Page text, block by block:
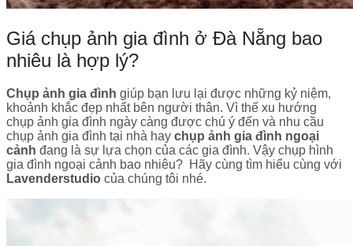
Giá chụp ảnh gia đình ở Đà Nẵng bao
nhiêu là hợp lý?
Chụp ảnh gia đình giúp bạn lưu lại được những kỷ niệm,
khoảnh khắc đẹp nhất bên người thân. Vì thế xu hướng
chụp ảnh gia đình ngày càng được chú ý đến và nhu cầu
chụp ảnh gia đình tại nhà hay chụp ảnh gia đình ngoại
cảnh đang là sự lựa chọn của các gia đình. Vậy chụp hình
gia đình ngoại cảnh bao nhiêu? Hãy cùng tìm hiểu cùng với
Lavenderstudio của chúng tôi nhé.